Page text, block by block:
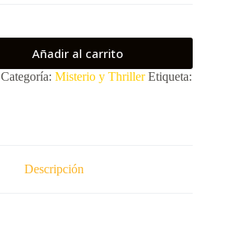
Añadir al carrito
Categoría: Misterio y Thriller Etiqueta:
Descripción